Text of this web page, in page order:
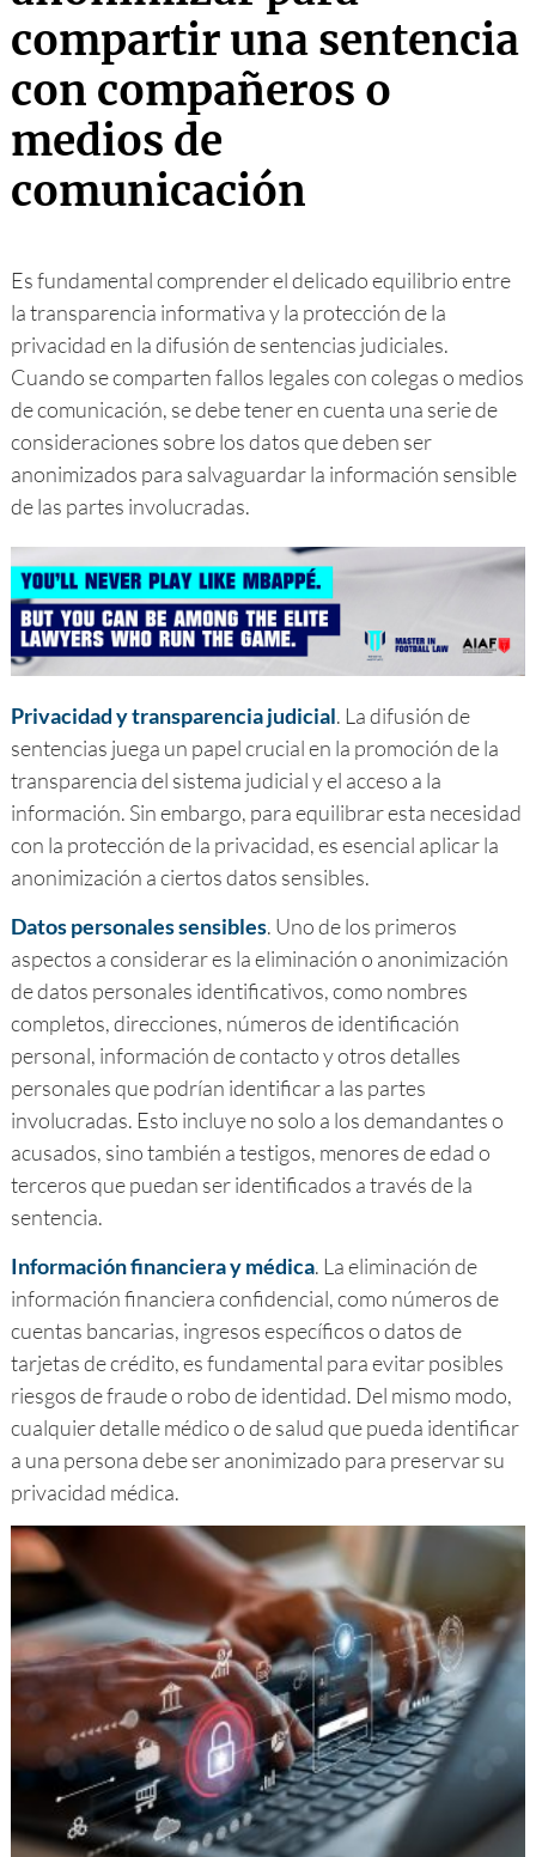
compartir una sentencia
con compañeros o
medios de
comunicación
Es fundamental comprender el delicado equilibrio entre
la transparencia informativa y la protección de la
privacidad en la difusión de sentencias judiciales.
Cuando se comparten fallos legales con colegas o medios
de comunicación, se debe tener en cuenta una serie de
consideraciones sobre los datos que deben ser
anonimizados para salvaguardar la información sensible
de las partes involucradas.
Privacidad y transparencia judicial. La difusión de
sentencias juega un papel crucial en la promoción de la
transparencia del sistema judicial y el acceso a la
información. Sin embargo, para equilibrar esta necesidad
con la protección de la privacidad, es esencial aplicar la
anonimización a ciertos datos sensibles.
Datos personales sensibles. Uno de los primeros
aspectos a considerar es la eliminación o anonimización
de datos personales identificativos, como nombres
completos, direcciones, números de identificación
personal, información de contacto y otros detalles
personales que podrían identificar a las partes
involucradas. Esto incluye no solo a los demandantes o
acusados, sino también a testigos, menores de edad o
terceros que puedan ser identificados a través de la
sentencia.
Información financiera y médica. La eliminación de
información financiera confidencial, como números de
cuentas bancarias, ingresos específicos o datos de
tarjetas de crédito, es fundamental para evitar posibles
riesgos de fraude o robo de identidad. Del mismo modo,
cualquier detalle médico o de salud que pueda identificar
a una persona debe ser anonimizado para preservar su
privacidad médica.